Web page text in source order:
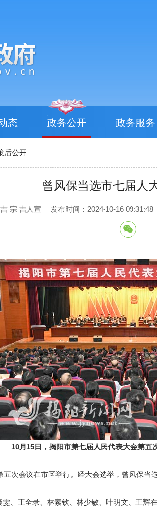
态 政务公开 政务服务
后公开
曾风保当选市七届人
宗 吉人宣 发布时间：2024-10-16 09:31:48
10月15日，揭阳市第七届人民代表大会第五
会议在市区举行。经大会选举，曾风保当
王全录、林素钦、林少敏、叶明文、王辉